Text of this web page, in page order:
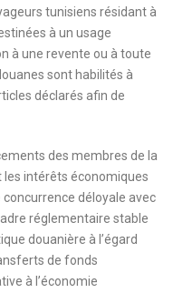
tunisiens résidant à
à un usage
à une revente ou à toute
sont habilités à
déclarés afin de
des membres de la
intérêts économiques
déloyale avec
réglementaire stable
douanière à l’égard
de fonds
à l’économie